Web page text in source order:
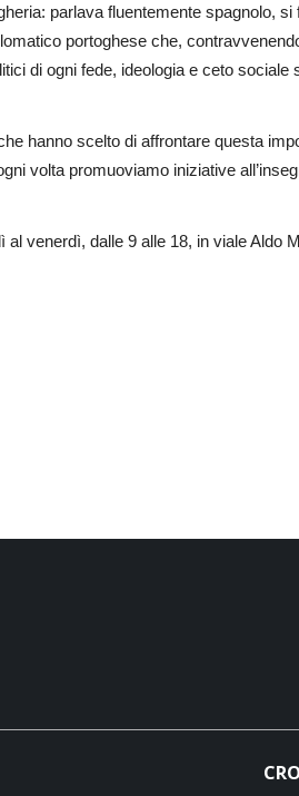
parlava fluentemente spagnolo,
portoghese che,
di ogni fede, ideologia e ceto sociale
hanno scelto di affrontare questa
volta promuoviamo iniziative
venerdì, dalle 9 alle 18, in viale Aldo